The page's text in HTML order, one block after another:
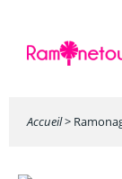
Accueil>